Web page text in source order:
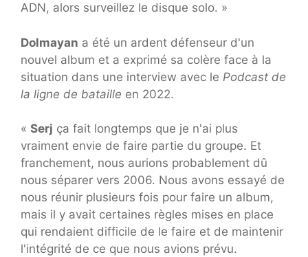
ADN, alors surveillez le disque solo. »
Dolmayan a été un ardent défenseur d'un
nouvel album et a exprimé sa colère face à la
situation dans une interview avec le Podcast de
la ligne de bataille en 2022.
« Serj ça fait longtemps que je n'ai plus
vraiment envie de faire partie du groupe. Et
franchement, nous aurions probablement dû
nous séparer vers 2006. Nous avons essayé de
nous réunir plusieurs fois pour faire un album,
mais il y avait certaines règles mises en place
qui rendaient difficile de le faire et de maintenir
l'intégrité de ce que nous avions prévu.